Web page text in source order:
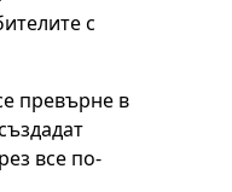
с
превърне в
все по-